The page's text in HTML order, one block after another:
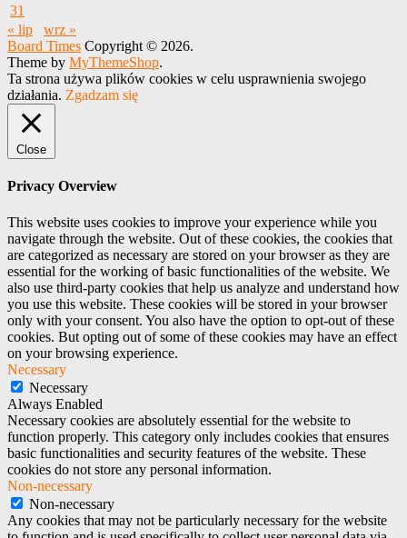
31
« lip
wrz »
Board Times Copyright © 2026.
Theme by MyThemeShop.
Ta strona używa plików cookies w celu usprawnienia swojego
działania. Zgadzam się
Close
Privacy Overview
This website uses cookies to improve your experience while you
navigate through the website. Out of these cookies, the cookies that
are categorized as necessary are stored on your browser as they are
essential for the working of basic functionalities of the website. We
also use third-party cookies that help us analyze and understand how
you use this website. These cookies will be stored in your browser
only with your consent. You also have the option to opt-out of these
cookies. But opting out of some of these cookies may have an effect
on your browsing experience.
Necessary
Necessary
Always Enabled
Necessary cookies are absolutely essential for the website to
function properly. This category only includes cookies that ensures
basic functionalities and security features of the website. These
cookies do not store any personal information.
Non-necessary
Non-necessary
Any cookies that may not be particularly necessary for the website